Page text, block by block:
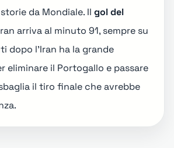
da Mondiale. Il gol del
arriva al minuto 91, sempre su
dopo l'Iran ha la grande
eliminare il Portogallo e passare
il tiro finale che avrebbe